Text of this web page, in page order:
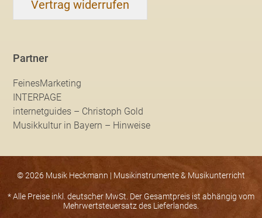
Vertrag widerrufen
Partner
FeinesMarketing
INTERPAGE
internetguides – Christoph Gold
Musikkultur in Bayern – Hinweise
© 2026 Musik Heckmann | Musikinstrumente & Musikunterricht
* Alle Preise inkl. deutscher MwSt. Der Gesamtpreis ist abhängig vom
Mehrwertsteuersatz des Lieferlandes.